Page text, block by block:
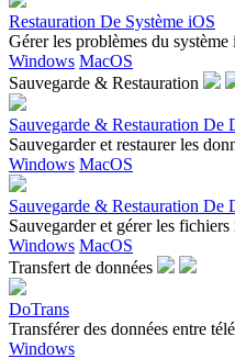
Restauration De Système iOS
Gérer les problèmes du système
Windows MacOS
Sauvegarde & Restauration
Sauvegarde & Restauration De
Sauvegarder et restaurer les
Windows MacOS
Sauvegarde & Restauration De
Sauvegarder et gérer les fichiers
Windows MacOS
Transfert de données
DoTrans
Transférer des données entre
Windows